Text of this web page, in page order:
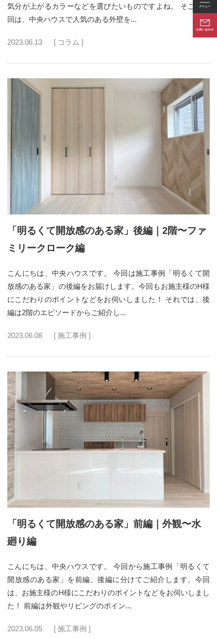
気分が上がるカラーなどを選びたいものですよね。 そこで今
回は、中央ハウスで人気のある外壁を...
2023.06.13 [ コラム ]
「明るくて開放感のある家」後編｜2階〜ファ
ミリークローク編
こんにちは、中央ハウスです。 今回は施工事例「明るくて開
放感のある家」の後編をお届けします。今回もお施主様のH様
にこだわりのポイントなどをお伺いしました！ それでは、後
編は2階のエピソードからご紹介し...
2023.06.08 [ 施工事例 ]
「明るくて開放感のある家」前編｜外観〜水
廻り編
こんにちは、中央ハウスです。 今回から施工事例「明るくて
開放感のある家」を前編、後編に分けてご紹介します。今回
は、お施主様のH様にこだわりのポイントなどをお伺いしまし
た！ 前編は外観やリビングのポイン...
2023.06.05 [ 施工事例 ]